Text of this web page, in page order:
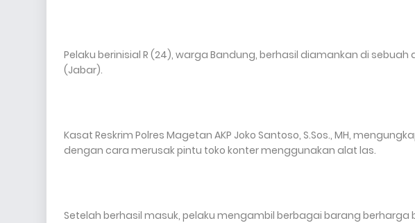
Pelaku berinisial R (24), warga Bandung, berhasil diamankan di
(Jabar).
Kasat Reskrim Polres Magetan AKP Joko Santoso, S.Sos., MH,
dengan cara merusak pintu toko konter menggunakan alat las.
Setelah berhasil masuk, pelaku mengambil berbagai barang berharga